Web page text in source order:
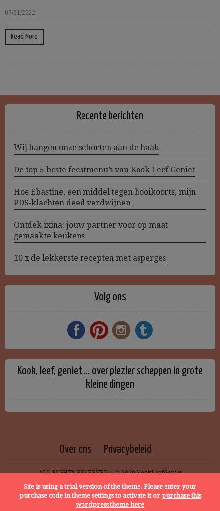
07/01/2022
Read More
Recente berichten
Wij hangen onze schorten aan de haak
De top 5 beste feestmenu’s van Kook Leef Geniet
Hoe Ebastine, een middel tegen hooikoorts, mijn
PDS-klachten deed verdwijnen
Ontdek ixina: jouw partner voor op maat
gemaakte keukens
10 x de lekkerste recepten met asperges
Volg ons
Kook, leef, geniet … over plezier scheppen in grote
kleine dingen
Over ons Privacybeleid
ALL RIGHTS RESERVED | © 2020 KookLeefGeniet
Site is using a trial version of the theme. Please enter your
purchase code in theme settings to activate it or purchase this
wordpress theme here